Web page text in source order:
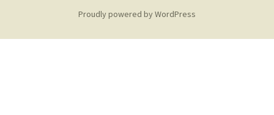
Proudly powered by WordPress